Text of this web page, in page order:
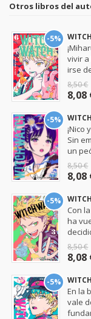
Otros libros del
-5%
vivir a
irse
8,50 €
8,08
-5%
¡Nico
Sin
un
8,50 €
8,08
-5%
Con
ha
8,50 €
8,08
-5%
En la
vale